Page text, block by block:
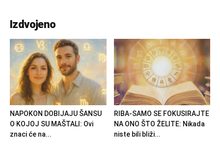
Izdvojeno
NAPOKON DOBIJAJU ŠANSU
O KOJOJ SU MAŠTALI: Ovi
znaci će na...
RIBA-SAMO SE FOKUSIRAJTE
NA ONO ŠTO ŽELITE: Nikada
niste bili bliži...